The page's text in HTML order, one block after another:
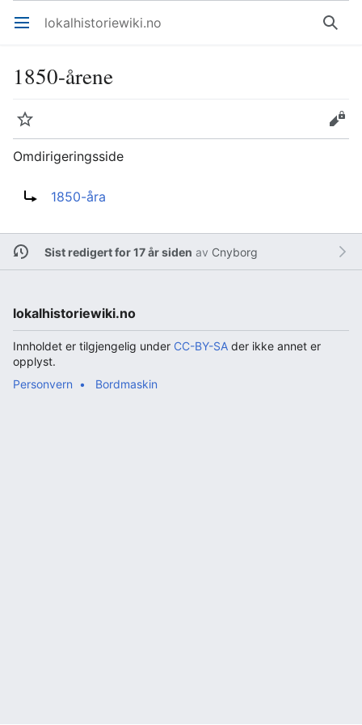
Åpne hovedmenyen lokalhistoriewiki.no Søk
1850-årene
Overvåk
Rediger
Omdirigeringsside
1850-åra
Sist redigert for 17 år siden av Cnyborg
lokalhistoriewiki.no
Innholdet er tilgjengelig under CC-BY-SA der ikke annet er
opplyst.
Personvern
Bordmaskin